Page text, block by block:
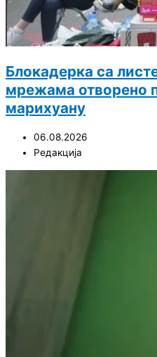
Блокадерка са
мрежама отворено
марихуану
06.08.2026
Редакција